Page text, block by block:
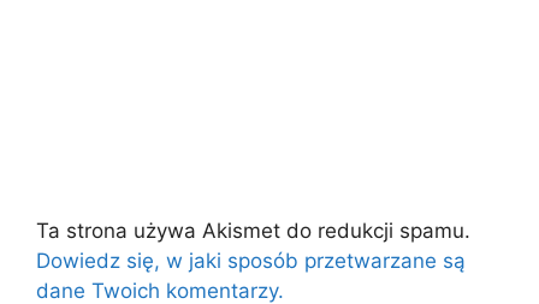
Ta strona używa Akismet do redukcji spamu.
Dowiedz się, w jaki sposób przetwarzane są
dane Twoich komentarzy.